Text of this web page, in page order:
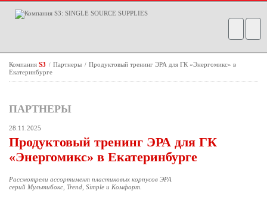
Компания S3 / Партнеры / Продуктовый тренинг ЭРА для ГК «Энергомикс» в
Екатеринбурге
ПАРТНЕРЫ
28.11.2025
Продуктовый тренинг ЭРА для ГК
«Энергомикс» в Екатеринбурге
Рассмотрели ассортимент пластиковых корпусов ЭРА
серий Мультибокс, Trend, Simple и Комфорт.